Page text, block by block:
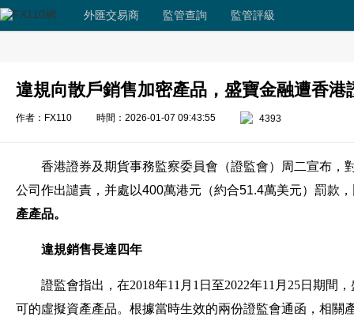
外匯交易商 監管查詢 監管評級
違規向散戶銷售加密產品，盛寶金融遭香港
作者：FX110 時間：2026-01-07 09:43:55 4393
香港證券及期貨事務監察委員會（證監會）周二宣布
公司作出譴責，并處以400萬港元（約合51.4萬美元）罰款，
產產品。
違規銷售長達四年
證監會指出，在2018年11月1日至2022年11月25日期間
可的虛擬資產產品。根據當時生效的兩份證監會通函，相關